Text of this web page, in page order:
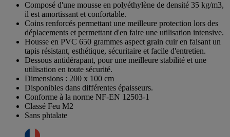
Composé d'une mousse en polyéthylène de densité 35 kg/m3,
il est amortissant et confortable.
Coins renforcés permettant une meilleure protection lors des
déplacements et permettant d'en faire une utilisation intensive.
Housse en PVC 650 grammes aspect grain cuir en faisant un
tapis résistant, esthétique, sécuritaire et facile d'entretien.
Dessous antidérapant, pour une meilleure stabilité et une
utilisation en toute sécurité.
Dimensions : 200 x 100 cm
Disponibles dans différentes épaisseurs.
Conforme à la norme NF-EN 12503-1
Classé Feu M2
Sans phtalate